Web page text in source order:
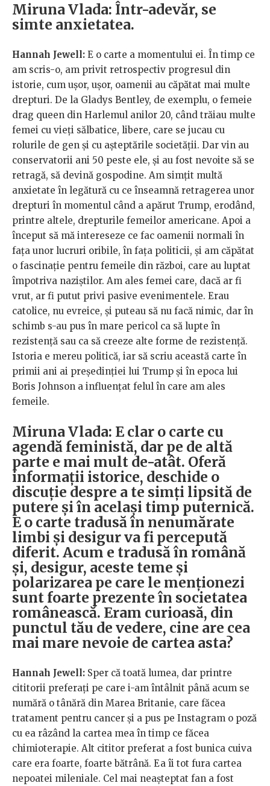
Miruna Vlada: Într-adevăr, se
simte anxietatea.
Hannah Jewell: E o carte a momentului ei. În timp ce
am scris-o, am privit retrospectiv progresul din
istorie, cum ușor, ușor, oamenii au căpătat mai multe
drepturi. De la Gladys Bentley, de exemplu, o femeie
drag queen din Harlemul anilor 20, când trăiau multe
femei cu vieți sălbatice, libere, care se jucau cu
rolurile de gen și cu așteptările societății. Dar vin au
conservatorii ani 50 peste ele, și au fost nevoite să se
retragă, să devină gospodine. Am simțit multă
anxietate în legătură cu ce înseamnă retragerea unor
drepturi în momentul când a apărut Trump, erodând,
printre altele, drepturile femeilor americane. Apoi a
început să mă intereseze ce fac oamenii normali în
fața unor lucruri oribile, în fața politicii, și am căpătat
o fascinație pentru femeile din război, care au luptat
împotriva naziștilor. Am ales femei care, dacă ar fi
vrut, ar fi putut privi pasive evenimentele. Erau
catolice, nu evreice, și puteau să nu facă nimic, dar în
schimb s-au pus în mare pericol ca să lupte în
rezistență sau ca să creeze alte forme de rezistență.
Istoria e mereu politică, iar să scriu această carte în
primii ani ai președinției lui Trump și în epoca lui
Boris Johnson a influențat felul în care am ales
femeile.
Miruna Vlada: E clar o carte cu
agendă feministă, dar pe de altă
parte e mai mult de-atât. Oferă
informații istorice, deschide o
discuție despre a te simți lipsită de
putere și în același timp puternică.
E o carte tradusă în nenumărate
limbi și desigur va fi percepută
diferit. Acum e tradusă în română
și, desigur, aceste teme și
polarizarea pe care le menționezi
sunt foarte prezente în societatea
românească. Eram curioasă, din
punctul tău de vedere, cine are cea
mai mare nevoie de cartea asta?
Hannah Jewell: Sper că toată lumea, dar printre
cititorii preferați pe care i-am întâlnit până acum se
numără o tânără din Marea Britanie, care făcea
tratament pentru cancer și a pus pe Instagram o poză
cu ea râzând la cartea mea în timp ce făcea
chimioterapie. Alt cititor preferat a fost bunica cuiva
care era foarte, foarte bătrână. Ea îi tot fura cartea
nepoatei mileniale. Cel mai neașteptat fan a fost